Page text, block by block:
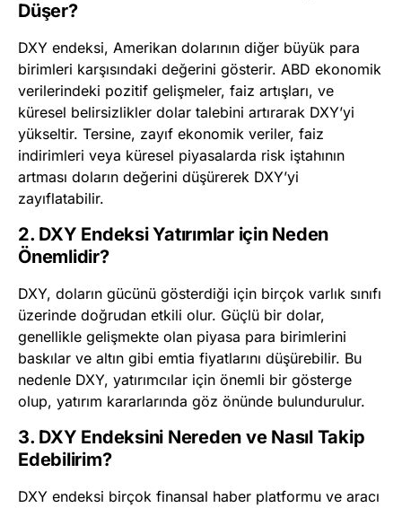
Düşer?
DXY endeksi, Amerikan dolarının diğer büyük para
birimleri karşısındaki değerini gösterir. ABD ekonomik
verilerindeki pozitif gelişmeler, faiz artışları, ve
küresel belirsizlikler dolar talebini artırarak DXY’yi
yükseltir. Tersine, zayıf ekonomik veriler, faiz
indirimleri veya küresel piyasalarda risk iştahının
artması doların değerini düşürerek DXY’yi
zayıflatabilir.
2. DXY Endeksi Yatırımlar için Neden
Önemlidir?
DXY, doların gücünü gösterdiği için birçok varlık sınıfı
üzerinde doğrudan etkili olur. Güçlü bir dolar,
genellikle gelişmekte olan piyasa para birimlerini
baskılar ve altın gibi emtia fiyatlarını düşürebilir. Bu
nedenle DXY, yatırımcılar için önemli bir gösterge
olup, yatırım kararlarında göz önünde bulundurulur.
3. DXY Endeksini Nereden ve Nasıl Takip
Edebilirim?
DXY endeksi birçok finansal haber platformu ve aracı